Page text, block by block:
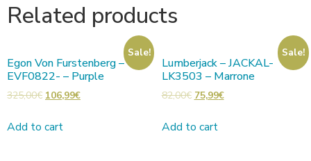
Related products
Sale!
Egon Von Furstenberg –
EVF0822- – Purple
325,00€ 106,99€
Add to cart
Sale!
Lumberjack – JACKAL-
LK3503 – Marrone
82,00€ 75,99€
Add to cart